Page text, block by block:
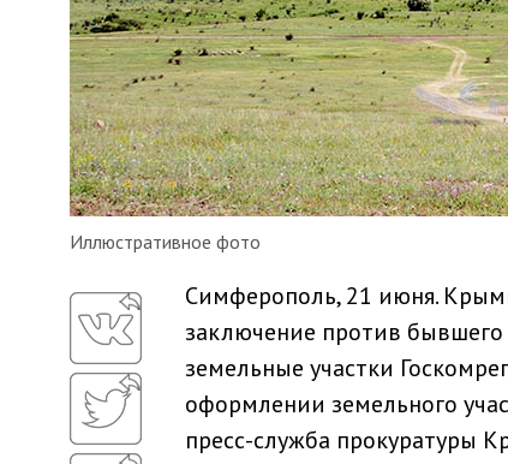
Иллюстративное фото
Симферополь, 21 июня.
заключение против бывшего
земельные участки
оформлении земельного
пресс-служба прокуратуры